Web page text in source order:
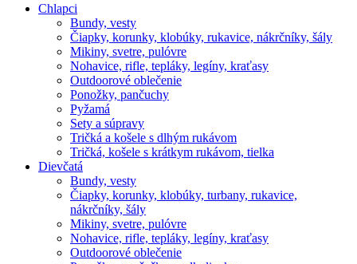
Chlapci
Bundy, vesty
Čiapky, korunky, klobúky, rukavice, nákrčníky, šály
Mikiny, svetre, pulóvre
Nohavice, rifle, tepláky, legíny, kraťasy
Outdoorové oblečenie
Ponožky, pančuchy
Pyžamá
Sety a súpravy
Tričká a košele s dlhým rukávom
Tričká, košele s krátkym rukávom, tielka
Dievčatá
Bundy, vesty
Čiapky, korunky, klobúky, turbany, rukavice,
nákrčníky, šály
Mikiny, svetre, pulóvre
Nohavice, rifle, tepláky, legíny, kraťasy
Outdoorové oblečenie